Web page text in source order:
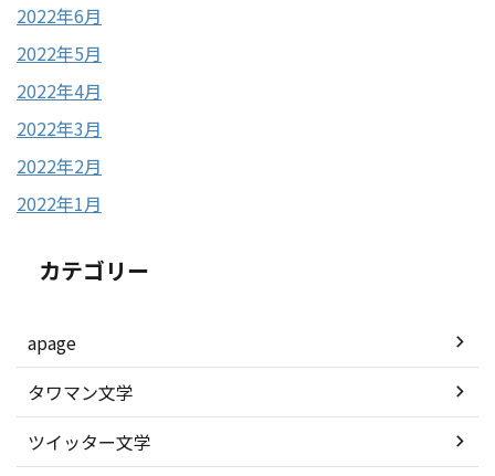
2022年6月
2022年5月
2022年4月
2022年3月
2022年2月
2022年1月
カテゴリー
apage
タワマン文学
ツイッター文学